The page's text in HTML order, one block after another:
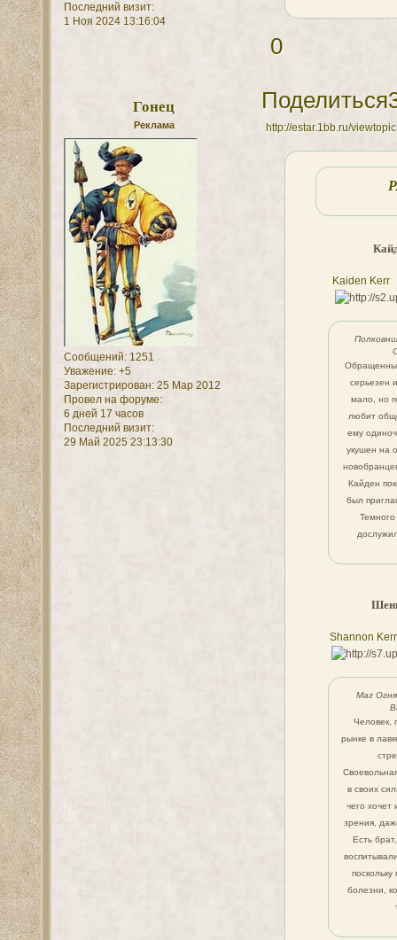
Последний визит:
1 Ноя 2024 13:16:04
0
Поделиться
Гонец
Реклама
Сообщений:1251
Уважение: +5
Зарегистрирован: 25 Мар 2012
Провел на форуме:
6 дней 17 часов
Последний визит:
29 Май 2025 23:13:30
http://estar.1bb.ru/
Kaiden Kerr
серьезен
мало, но
любит
ему
укушен на
Кайден
был
Shannon Kerr
Маг
Человек,
рынке в
в своих
чего хочет
зрения,
Есть
болезни,